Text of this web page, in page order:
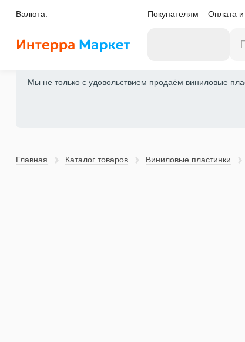
Валюта: Покупателям Оплата и
Мы не только с удовольствием продаём виниловые
Главная Каталог товаров Виниловые пластинки